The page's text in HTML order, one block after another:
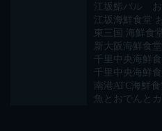
江坂鮨バル お
江坂海鮮食堂
東三国 海鮮食
新大阪海鮮食
千里中央海鮮
千里中央海
南港ATC海鮮
魚とおでんと